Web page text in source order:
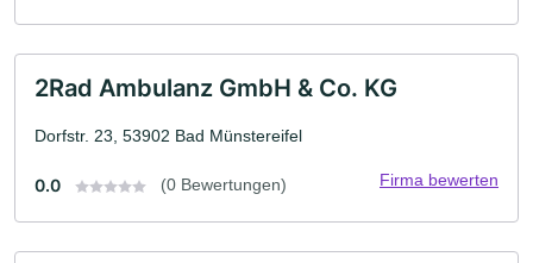
2Rad Ambulanz GmbH & Co. KG
Dorfstr. 23, 53902 Bad Münstereifel
0.0 (0 Bewertungen) Firma bewerten